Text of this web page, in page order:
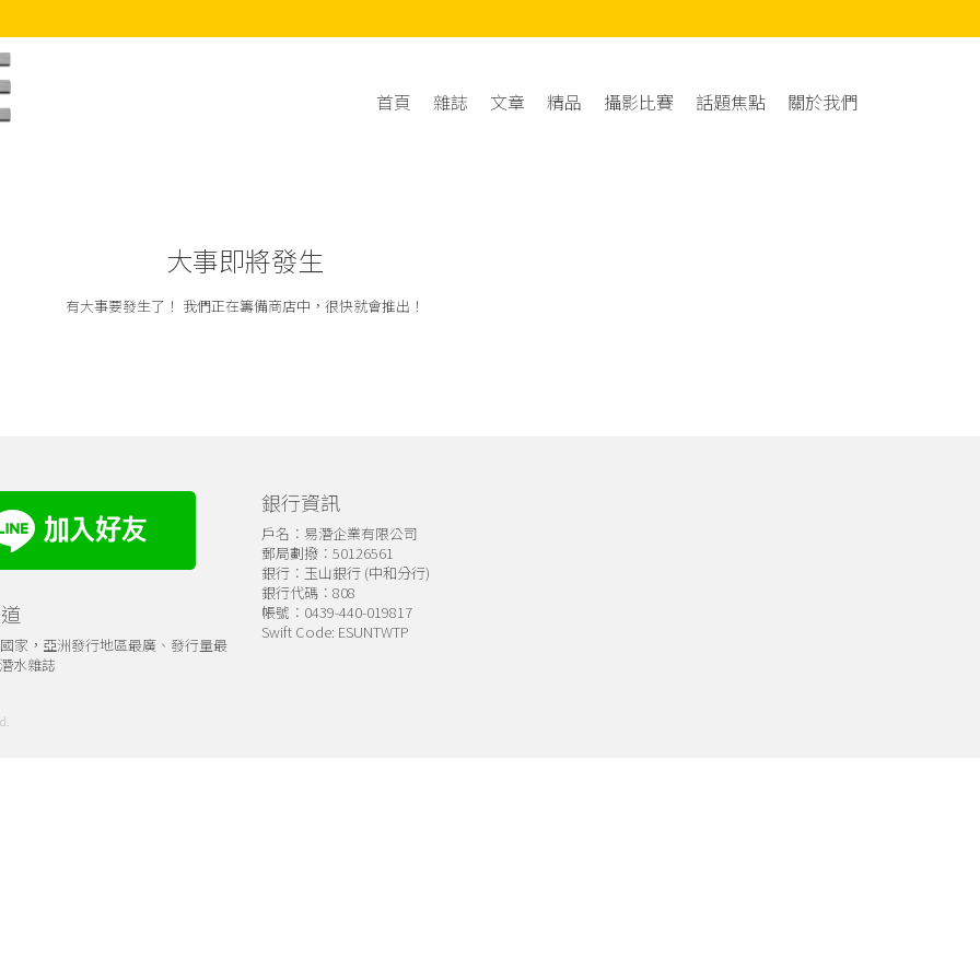
首頁 雜誌 文章 精品 攝影比賽 話題焦點 關於我們
大事即將發生
有大事要發生了！ 我們正在籌備商店中，很快就會推出！
家，亞洲發行地區最廣、發行量最
水雜誌
銀行資訊
戶名：易潛企業有限公司
郵局劃撥：50126561
銀行：玉山銀行 (中和分行)
銀行代碼：808
帳號：0439-440-019817
Swift Code: ESUNTWTP